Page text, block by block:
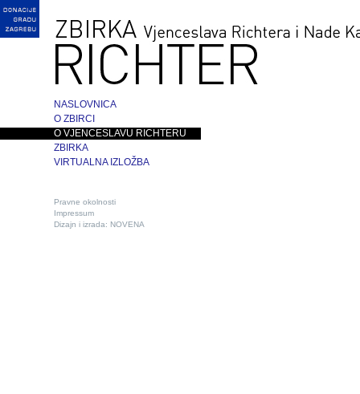
NASLOVNICA
O ZBIRCI
O VJENCESLAVU RICHTERU
ZBIRKA
VIRTUALNA IZLOŽBA
Pravne okolnosti
Impressum
Dizajn i izrada: NOVENA